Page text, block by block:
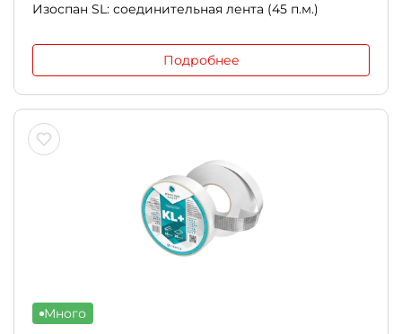
Изоспан SL: соединительная лента (45 п.м.)
Подробнее
Много